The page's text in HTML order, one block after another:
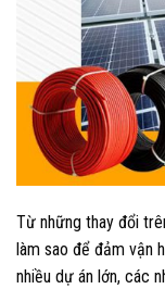
Từ những thay đổi
làm sao để đảm vận
nhiều dự án lớn, các